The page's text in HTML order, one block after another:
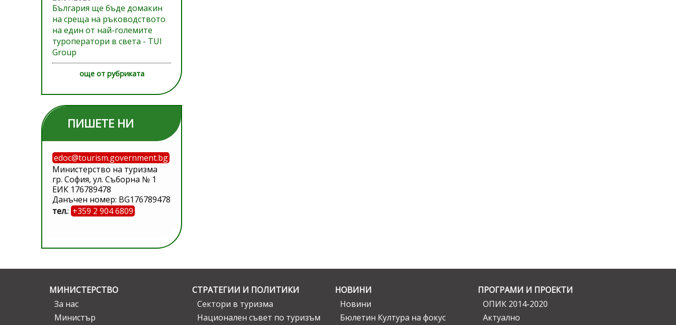
България ще бъде домакин
на среща на ръководството
на един от най-големите
туроператори в света - TUI
Group
още от рубриката
ПИШЕТЕ НИ
edoc@tourism.government.bg
Министерство на туризма
гр. София, ул. Съборна № 1
ЕИК 176789478
Данъчен номер: BG176789478
тел.: +359 2 904 6809
МИНИСТЕРСТВО
За нас
Министър
СТРАТЕГИИ И ПОЛИТИКИ
Сектори в туризма
Национален съвет по туризъм
НОВИНИ
Новини
Бюлетин Култура на фокус
ПРОГРАМИ И ПРОЕКТИ
ОПИК 2014-2020
Актуално